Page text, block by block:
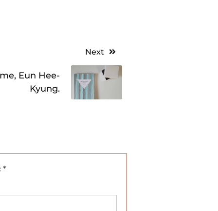
Next
Eun Hee-
Kyung.
*